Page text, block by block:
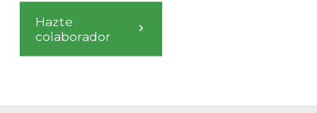
Hazte
colaborador